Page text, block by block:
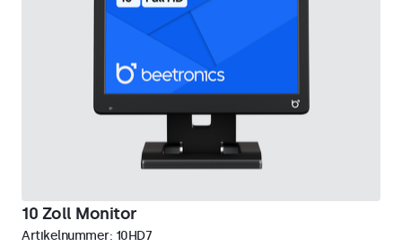
10 Zoll Monitor
Artikelnummer: 10HD7